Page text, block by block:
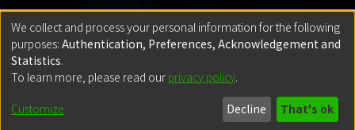
Please represent that the submission is your
original work, and that you have the right to
grant the rights to upload.
若欲上傳已出版的全文電子檔，可使用
policy finder
網站查詢，以確認出版單位之版權
政策。
使用手冊(Instruction Manual)
線上預約服務(Booking Service)
方案一：臺灣大學計算機中心帳號登入
(With C&INC Email Account)
方案二：ORCID帳號登入(With ORCID)
匯入著作 (Submission) +
方案一：定期更新ORCID者，以ID匯入
for identifier (ORCID))
方案二：
(Default mode Submission)
Built withDSpace-CRIS software
- Extension maintained and optimized
We collect and process your personal information for the following
purposes: Authentication, Preferences, Acknowledgement and
Statistics.
To learn more, please read our privacy policy.
Customize Decline That's ok